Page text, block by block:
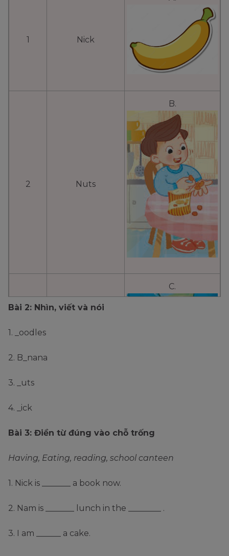
1 Nick
2 Nuts
B.
C.
4 Banana
Bài 2: Nhìn, viết và nói
1. _oodles
2. B_nana
3. _uts
4. _ick
Bài 3: Điền từ đúng vào chỗ trống
Having, Eating, reading, school canteen
1. Nick is _______ a book now.
2. Nam is _______ lunch in the ________ .
3. I am ______ a cake.